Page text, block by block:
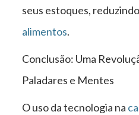
seus estoques,
alimentos.
Conclusão: Uma
Paladares e Mentes
O uso da tecnologia na